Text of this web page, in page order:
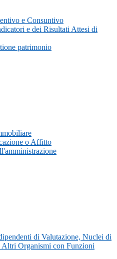
e Consuntivo
e dei Risultati Attesi di
patrimonio
o Affitto
di Valutazione, Nuclei di
Altri Organismi con Funzioni